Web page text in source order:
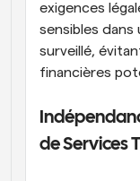
exigences
sensibles
surveillé,
financières
de Services